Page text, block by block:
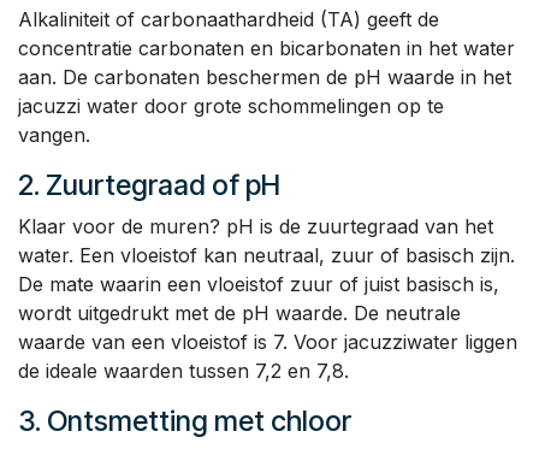
Alkaliniteit of carbonaathardheid (TA) geeft de
concentratie carbonaten en bicarbonaten in het water
aan. De carbonaten beschermen de pH waarde in het
jacuzzi water door grote schommelingen op te
vangen.
2. Zuurtegraad of pH
Klaar voor de muren? pH is de zuurtegraad van het
water. Een vloeistof kan neutraal, zuur of basisch zijn.
De mate waarin een vloeistof zuur of juist basisch is,
wordt uitgedrukt met de pH waarde. De neutrale
waarde van een vloeistof is 7. Voor jacuzziwater liggen
de ideale waarden tussen 7,2 en 7,8.
3. Ontsmetting met chloor